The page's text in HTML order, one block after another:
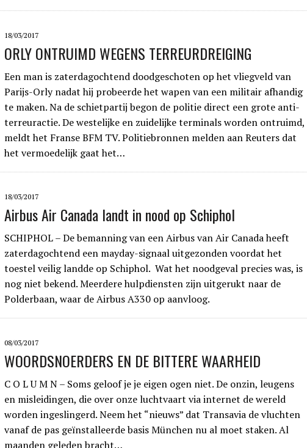
18/03/2017
ORLY ONTRUIMD WEGENS TERREURDREIGING
Een man is zaterdagochtend doodgeschoten op het vliegveld van
Parijs-Orly nadat hij probeerde het wapen van een militair afhandig
te maken. Na de schietpartij begon de politie direct een grote anti-
terreuractie. De westelijke en zuidelijke terminals worden ontruimd,
meldt het Franse BFM TV. Politiebronnen melden aan Reuters dat
het vermoedelijk gaat het…
18/03/2017
Airbus Air Canada landt in nood op Schiphol
SCHIPHOL – De bemanning van een Airbus van Air Canada heeft
zaterdagochtend een mayday-signaal uitgezonden voordat het
toestel veilig landde op Schiphol. Wat het noodgeval precies was, is
nog niet bekend. Meerdere hulpdiensten zijn uitgerukt naar de
Polderbaan, waar de Airbus A330 op aanvloog.
08/03/2017
WOORDSNOERDERS EN DE BITTERE WAARHEID
C O L U M N – Soms geloof je je eigen ogen niet. De onzin, leugens
en misleidingen, die over onze luchtvaart via internet de wereld
worden ingeslingerd. Neem het “nieuws” dat Transavia de vluchten
vanaf de pas geïnstalleerde basis München nu al moet staken. Al
maanden geleden bracht…